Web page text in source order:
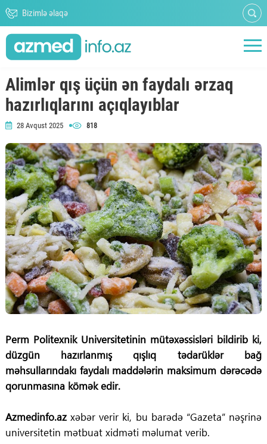
Bizimlə əlaqə
Alimlər qış üçün ən faydalı ərzaq
hazırlıqlarını açıqlayıblar
28 Avqust 2025 818
Perm Politexnik Universitetinin mütəxəssisləri bildirib ki,
düzgün hazırlanmış qışlıq tədarüklər bağ
məhsullarındakı faydalı maddələrin maksimum dərəcədə
qorunmasına kömək edir.
Azmedinfo.azxəbər verir ki, bu barədə “Gazeta” nəşrinə
universitetin mətbuat xidməti məlumat verib.